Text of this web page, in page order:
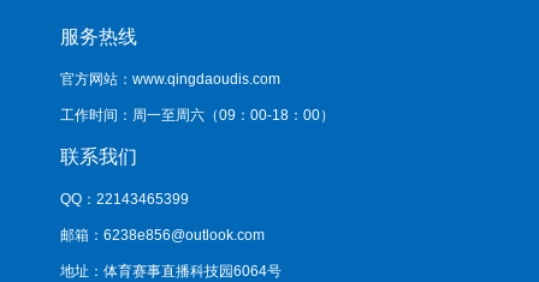
服务热线
官方网站：www.qingdaoudis.com
工作时间：周一至周六（09：00-18：00）
联系我们
QQ：22143465399
邮箱：6238e856@outlook.com
地址：体育赛事直播科技园6064号